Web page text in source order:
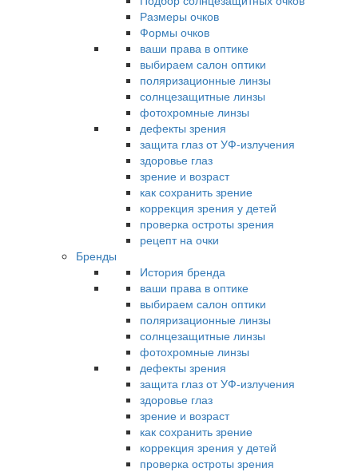
Размеры очков
Формы очков
ваши права в оптике
выбираем салон оптики
поляризационные линзы
солнцезащитные линзы
фотохромные линзы
дефекты зрения
защита глаз от УФ-излучения
здоровье глаз
зрение и возраст
как сохранить зрение
коррекция зрения у детей
проверка остроты зрения
рецепт на очки
Бренды
История бренда
ваши права в оптике
выбираем салон оптики
поляризационные линзы
солнцезащитные линзы
фотохромные линзы
дефекты зрения
защита глаз от УФ-излучения
здоровье глаз
зрение и возраст
как сохранить зрение
коррекция зрения у детей
проверка остроты зрения